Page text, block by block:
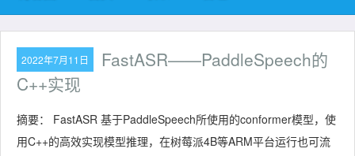
2022年7月11日
FastASR——PaddleSpeech的
C++实现
摘要： FastASR 基于PaddleSpeech所使用的conformer模型，使
用C++的高效实现模型推理，在树莓派4B等ARM平台运行也可流